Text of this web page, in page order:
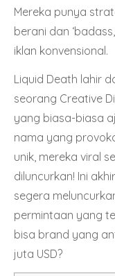
Mereka punya
berani dan
iklan konvensional.
Liquid Death lahir
seorang Creative
yang biasa-biasa
nama yang
unik, mereka viral
diluncurkan! Ini
segera
permintaan yang
bisa brand yang
juta USD?